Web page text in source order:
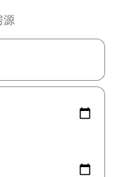
源
或通过点击或滑动手势